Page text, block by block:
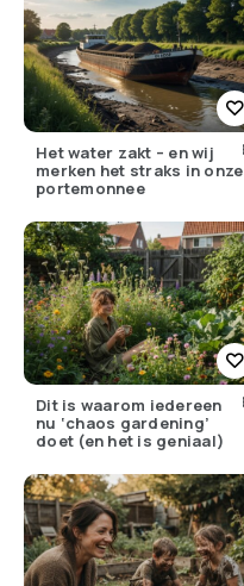
Het water zakt – en wij
merken het straks in onze
portemonnee
Dit is waarom iedereen
nu ‘chaos gardening’
doet (en het is geniaal)